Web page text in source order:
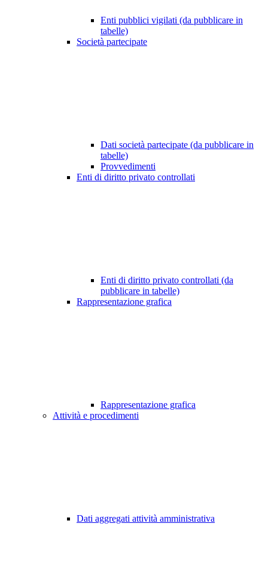
Enti pubblici vigilati (da pubblicare in
tabelle)
Società partecipate
Dati società partecipate (da pubblicare in
tabelle)
Provvedimenti
Enti di diritto privato controllati
Enti di diritto privato controllati (da
pubblicare in tabelle)
Rappresentazione grafica
Rappresentazione grafica
Attività e procedimenti
Dati aggregati attività amministrativa